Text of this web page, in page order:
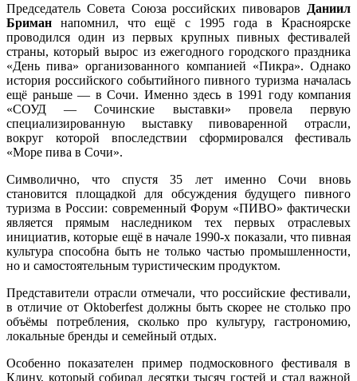
Председатель Совета Союза российских пивоваров
Даниил
Бриман напомнил, что ещё c 1995 года в Красноярске
проводился один из первых крупных пивных фестивалей
страны, который вырос из ежегодного городского праздника
«День пива» организованного компанией «Пикра». Однако
история российского событийного пивного туризма началась
ещё раньше — в Сочи. Именно здесь в 1991 году компания
«СОУД — Сочинские выставки» провела первую
специализированную выставку пивоваренной отрасли,
вокруг которой впоследствии сформировался фестиваль
«Море пива в Сочи».
Символично, что спустя 35 лет именно Сочи вновь
становится площадкой для обсуждения будущего пивного
туризма в России: современный Форум «ПИВО» фактически
является прямым наследником тех первых отраслевых
инициатив, которые ещё в начале 1990-х показали, что пивная
культура способна быть не только частью промышленности,
но и самостоятельным туристическим продуктом.
Представители отрасли отмечали, что российские фестивали,
в отличие от Oktoberfest должны быть скорее не столько про
объёмы потребления, сколько про культуру, гастрономию,
локальные бренды и семейный отдых.
Особенно показателен пример подмосковного фестиваля в
Клину, который собирал десятки тысяч гостей и стал важной